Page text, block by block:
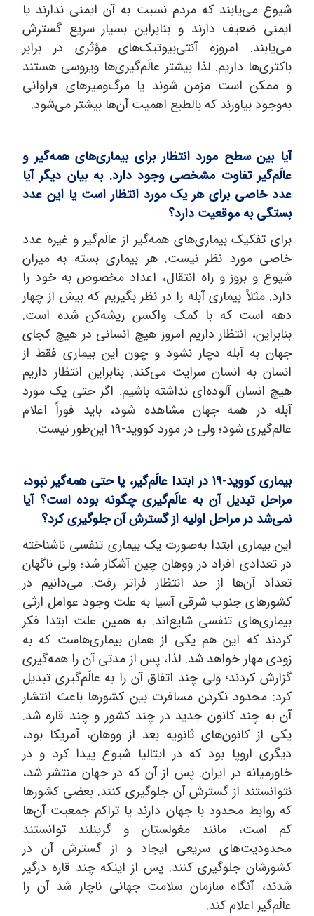
شیوع می‌یابند که مردم نسبت به آن ایمنی ندارند یا
ایمنی ضعیف دارند و بنابراین بسیار سریع گسترش
می‌یابند. امروزه آنتی‌بیوتیک‌های مؤثری در برابر
باکتری‌ها داریم. لذا بیشتر عالَم‌گیری‌ها ویروسی هستند
و ممکن است مزمن شوند یا مرگ‌ومیرهای فراوانی
به‌وجود بیاورند که بالطبع اهمیت آن‌ها بیشتر می‌شود.
آیا بین سطح مورد انتظار برای بیماریهای همهگیر و
عالَمگیر تفاوت مشخصی وجود دارد. به بیان دیگر آیا
عدد خاصی برای هر یک مورد انتظار است یا این عدد
بستگی به موقعیت دارد؟
برای تفکیک بیماری‌های همه‌گیر از عالَم‌گیر و غیره عدد
خاصی مورد نظر نیست. هر بیماری بسته به میزان
شیوع و بروز و راه انتقال، اعداد مخصوص به خود را
دارد. مثلاً بیماری آبله را در نظر بگیریم که بیش از چهار
دهه است که با کمک واکسن ریشه‌کن شده است.
بنابراین، انتظار داریم امروز هیچ انسانی در هیچ کجای
جهان به آبله دچار نشود و چون این بیماری فقط از
انسان به انسان سرایت می‌کند. بنابراین انتظار داریم
هیچ انسان آلوده‌ای نداشته باشیم. اگر حتی یک مورد
آبله در همه جهان مشاهده شود، باید فوراً اعلام
عالم‌گیری شود؛ ولی در مورد کووید-۱۹ این‌طور نیست.
بیماری کووید-۱۹ در ابتدا عالَم گیر، یا حتی همهگیر نبود،
مراحل تبدیل آن به عالَمگیری چگونه بوده است؟ آیا
نمیشد در مراحل اولیه از گسترش آن جلوگیری کرد؟
این بیماری ابتدا به‌صورت یک بیماری تنفسی ناشناخته
در تعدادی افراد در ووهان چین آشکار شد؛ ولی ناگهان
تعداد آن‌ها از حد انتظار فراتر رفت. می‌دانیم در
کشورهای جنوب شرقی آسیا به علت وجود عوامل ارثی
بیماری‌های تنفسی شایع‌‌اند. به همین علت ابتدا فکر
کردند که این هم یکی از همان بیماری‌هاست که به
زودی مهار خواهد شد. لذا، پس از مدتی آن را همه‌گیری
گزارش کردند؛ ولی چند اتفاق آن را به عالَم‌گیری تبدیل
کرد: محدود نکردن مسافرت بین کشورها باعث انتشار
آن به چند کانون جدید در چند کشور و چند قاره شد.
یکی از کانون‌های ثانویه بعد از ووهان، آمریکا بود،
دیگری اروپا بود که در ایتالیا شیوع پیدا کرد و در
خاورمیانه در ایران. پس از آن که در جهان منتشر شد،
نتوانستند از گسترش آن جلوگیری کنند. بعضی کشورها
که روابط محدود با جهان دارند یا تراکم جمعیت آن‌ها
کم است، مانند مغولستان و گرینلند توانستند
محدودیت‌های سریعی ایجاد و از گسترش آن در
کشورشان جلوگیری کنند. پس از اینکه چند قاره درگیر
شدند، آنگاه سازمان سلامت جهانی ناچار شد آن را
عالَم‌گیر اعلام کند.